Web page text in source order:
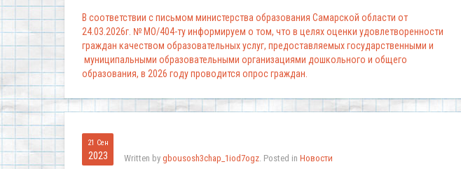
В соответствии с письмом министерства образования Самарской области от
24.03.2026г. № МО/404-ту информируем о том, что в целях оценки удовлетворенности
граждан качеством образовательных услуг, предоставляемых государственными и
муниципальными образовательными организациями дошкольного и общего
образования, в 2026 году проводится опрос граждан.
21 Сен
2023 Written by gbousosh3chap_1iod7ogz. Posted in Новости